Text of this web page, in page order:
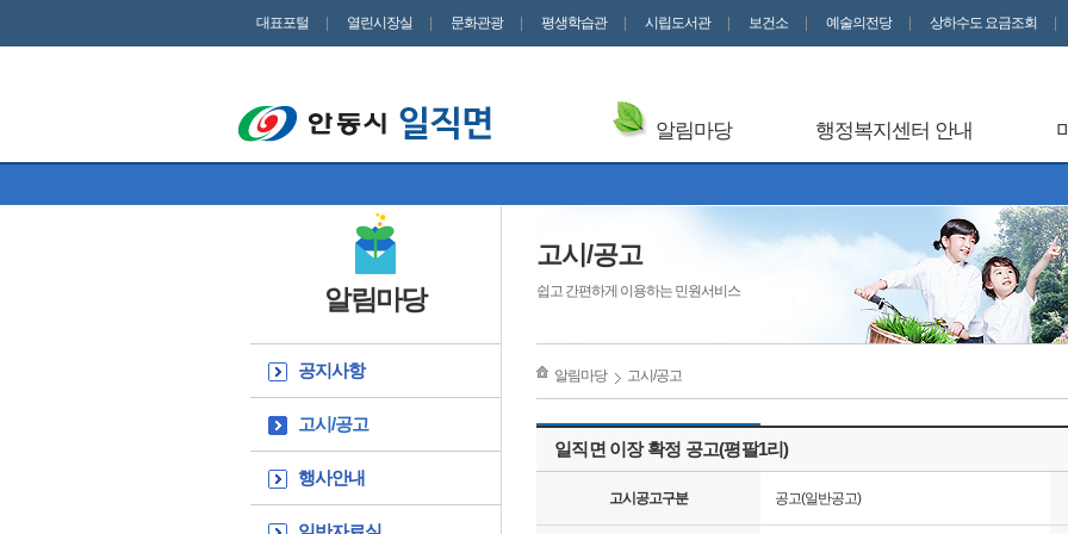
대표포털 열린시장실 문화관광 평생학습관 시립도서관 보건소 예술의전당 상하수도 요금조회
알림마당 행정복지센터 안내
알림마당
공지사항
고시/공고
행사안내
고시/공고
쉽고 간편하게 이용하는 민원서비스
알림마당 고시/공고
일직면 이장 확정 공고(평팔1리)
고시공고구분 공고(일반공고)